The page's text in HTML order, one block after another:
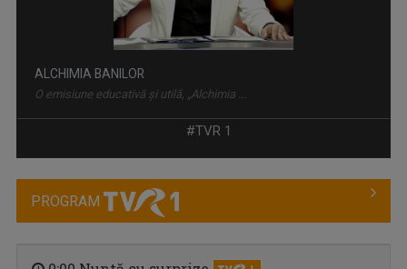
ALCHIMIA BANILOR
O emisiune educativă și utilă, „Alchimia ...
#TVR 1
PROGRAM